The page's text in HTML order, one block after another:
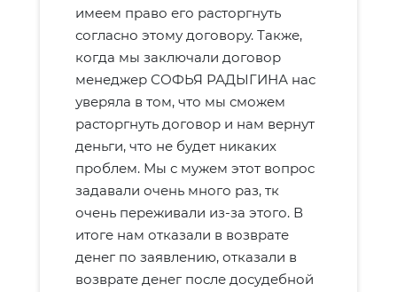
имеем право его расторгнуть
согласно этому договору. Также,
когда мы заключали договор
менеджер СОФЬЯ РАДЫГИНА нас
уверяла в том, что мы сможем
расторгнуть договор и нам вернут
деньги, что не будет никаких
проблем. Мы с мужем этот вопрос
задавали очень много раз, тк
очень переживали из-за этого. В
итоге нам отказали в возврате
денег по заявлению, отказали в
возврате денег после досудебной